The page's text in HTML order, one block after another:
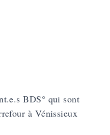
BDS° qui sont
à Vénissieux